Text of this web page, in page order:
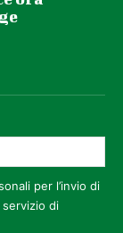
per l’invio di
di